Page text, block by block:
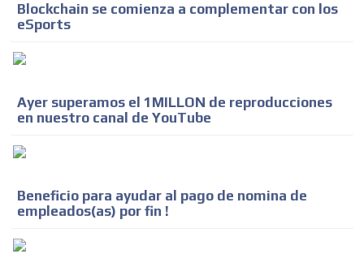
Blockchain se comienza a complementar con los
eSports
Ayer superamos el 1MILLON de reproducciones
en nuestro canal de YouTube
Beneficio para ayudar al pago de nomina de
empleados(as) por fin !